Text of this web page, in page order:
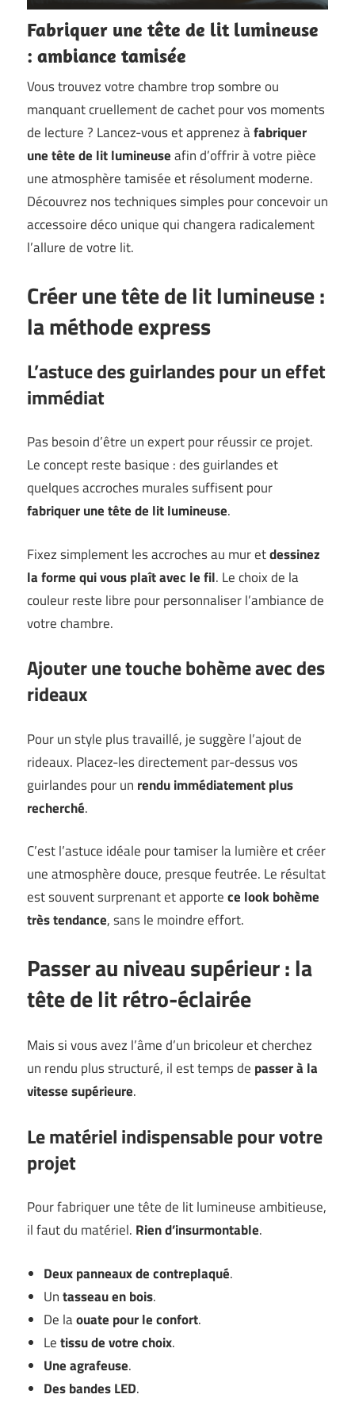
Fabriquer une tête de lit lumineuse
: ambiance tamisée
Vous trouvez votre chambre trop sombre ou
manquant cruellement de cachet pour vos moments
de lecture ? Lancez-vous et apprenez àfabriquer
une tête de lit lumineuseafin d’offrir à votre pièce
une atmosphère tamisée et résolument moderne.
Découvrez nos techniques simples pour concevoir un
accessoire déco unique qui changera radicalement
l’allure de votre lit.
Créer une tête de lit lumineuse :
la méthode express
L’astuce des guirlandes pour un effet
immédiat
Pas besoin d’être un expert pour réussir ce projet.
Le concept reste basique : des guirlandes et
quelques accroches murales suffisent pour
fabriquer une tête de lit lumineuse.
Fixez simplement les accroches au mur etdessinez
la forme qui vous plaît avec le fil. Le choix de la
couleur reste libre pour personnaliser l’ambiance de
votre chambre.
Ajouter une touche bohème avec des
rideaux
Pour un style plus travaillé, je suggère l’ajout de
rideaux. Placez-les directement par-dessus vos
guirlandes pour un rendu immédiatement plus
recherché.
C’est l’astuce idéale pour tamiser la lumière et créer
une atmosphère douce, presque feutrée. Le résultat
est souvent surprenant et apportece look bohème
très tendance, sans le moindre effort.
Passer au niveau supérieur : la
tête de lit rétro-éclairée
Mais si vous avez l’âme d’un bricoleur et cherchez
un rendu plus structuré, il est temps de passer à la
vitesse supérieure.
Le matériel indispensable pour votre
projet
Pour fabriquer une tête de lit lumineuse ambitieuse,
il faut du matériel. Rien d’insurmontable.
Deux panneaux de contreplaqué.
Untasseau en bois.
De laouate pour le confort.
Letissu de votre choix.
Une agrafeuse.
Des bandes LED.